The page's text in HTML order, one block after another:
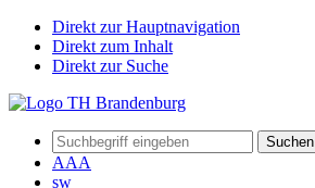
Direkt zur Hauptnavigation
Direkt zum Inhalt
Direkt zur Suche
Suchen
AAA
sw